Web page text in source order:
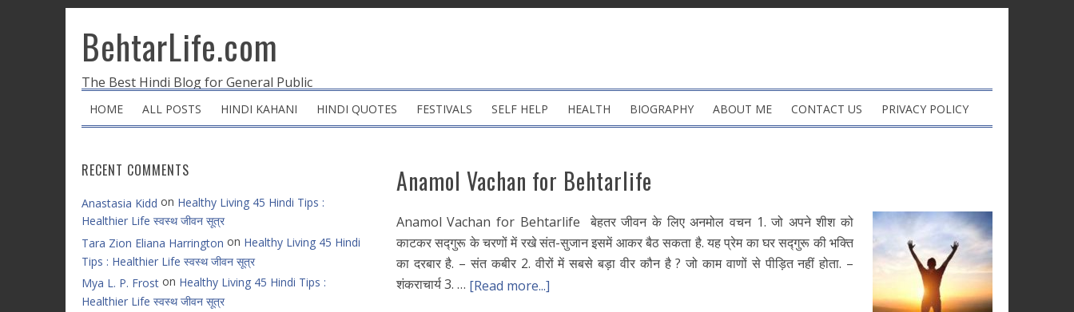
BehtarLife.com
The Best Hindi Blog for General Public
HOME ALL POSTS HINDI KAHANI HINDI QUOTES FESTIVALS SELF HELP HEALTH BIOGRAPHY ABOUT ME CONTACT US PRIVACY POLICY
Anamol Vachan for Behtarlife
Anamol Vachan for Behtarlife बेहतर जीवन के लिए अनमोल वचन 1. जो अपने शीश को
काटकर सद्गुरू के चरणों में रखे संत-सुजान इसमें आकर बैठ सकता है. यह प्रेम का घर सद्गुरू की भक्ति
का दरबार है. – संत कबीर 2. वीरों में सबसे बड़ा वीर कौन है ? जो काम वाणों से पीड़ित नहीं होता. –
शंकराचार्य 3. … [Read more...]
RECENT COMMENTS
Anastasia Kidd on Healthy Living 45 Hindi Tips :
Healthier Life स्वस्थ जीवन सूत्र
Tara Zion Eliana Harrington on Healthy Living 45 Hindi
Tips : Healthier Life स्वस्थ जीवन सूत्र
Mya L. P. Frost on Healthy Living 45 Hindi Tips :
Healthier Life स्वस्थ जीवन सूत्र